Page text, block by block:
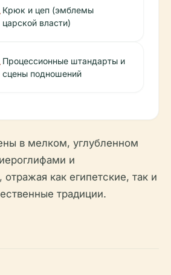
Крюк и цеп (эмблемы
царской власти)
Процессионные штандарты и
сцены подношений
в мелком, углубленном
и
как египетские, так и
традиции.